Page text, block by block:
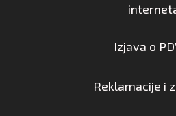
Izjava o
Reklamacije i